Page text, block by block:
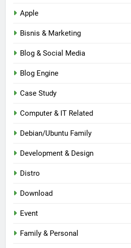
Apple
Bisnis & Marketing
Blog & Social Media
Blog Engine
Case Study
Computer & IT Related
Debian/Ubuntu Family
Development & Design
Distro
Download
Event
Family & Personal